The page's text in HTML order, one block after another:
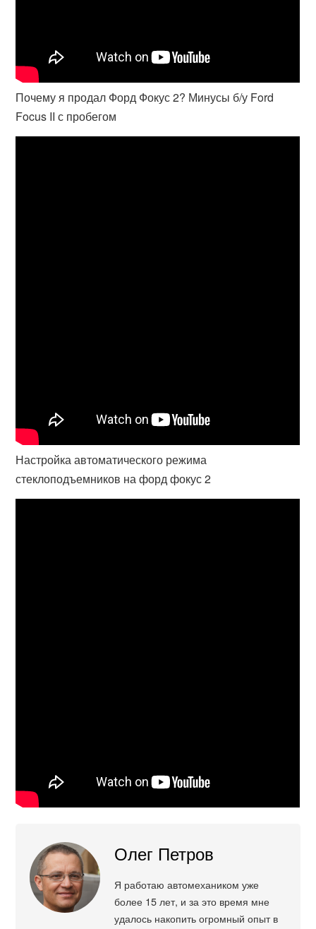
Почему я продал Форд Фокус 2? Минусы б/у Ford
Focus II с пробегом
Настройка автоматического режима
стеклоподъемников на форд фокус 2
Олег Петров
Я работаю автомехаником уже
более 15 лет, и за это время мне
удалось накопить огромный опыт в